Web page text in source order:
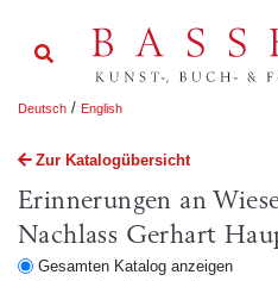
Deutsch / English
Zur Katalogübersicht
Erinnerungen an
Nachlass Gerhart
Gesamten Katalog anzeigen